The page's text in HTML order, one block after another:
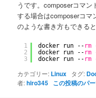
うです。composerコマ
する場合はcomposerコマ
のような書き方もできる
1
2
3
docker run -- rm
docker run -- rm
docker run -- rm
カテゴリー: Linux タグ:
者:hiro345 この投稿のパ